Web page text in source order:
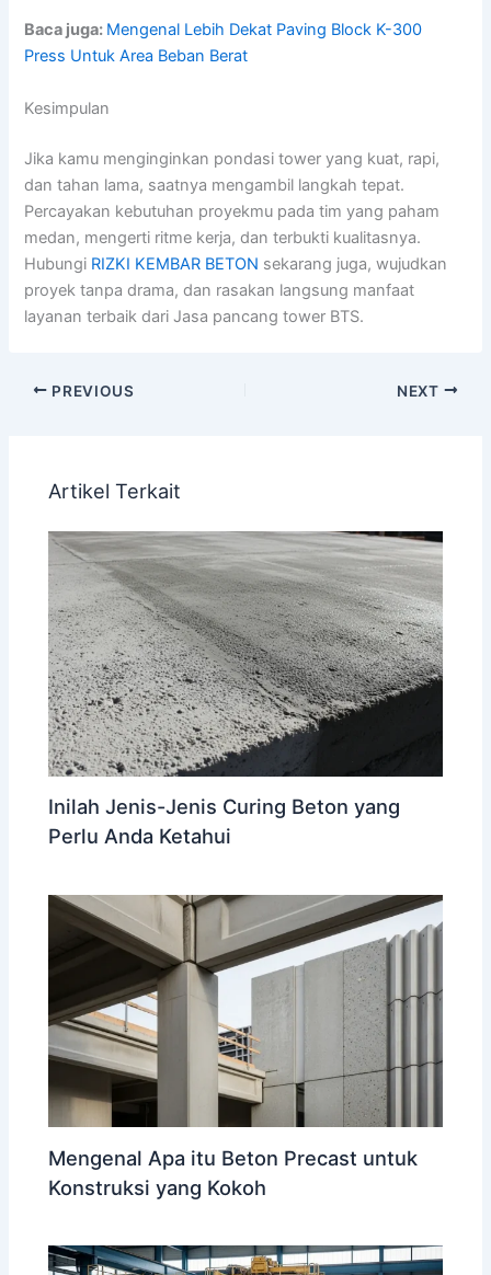
Baca juga: Mengenal Lebih Dekat Paving Block K-300
Press Untuk Area Beban Berat
Kesimpulan
Jika kamu menginginkan pondasi tower yang kuat, rapi,
dan tahan lama, saatnya mengambil langkah tepat.
Percayakan kebutuhan proyekmu pada tim yang paham
medan, mengerti ritme kerja, dan terbukti kualitasnya.
Hubungi RIZKI KEMBAR BETON sekarang juga, wujudkan
proyek tanpa drama, dan rasakan langsung manfaat
layanan terbaik dari Jasa pancang tower BTS.
PREVIOUS NEXT
Artikel Terkait
Inilah Jenis-Jenis Curing Beton yang
Perlu Anda Ketahui
Mengenal Apa itu Beton Precast untuk
Konstruksi yang Kokoh